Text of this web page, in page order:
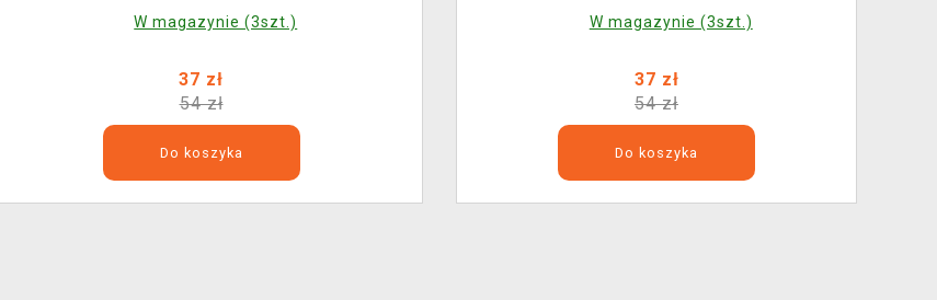
W magazynie (3szt.)
37 zł
54 zł
Do koszyka
W magazynie (3szt.)
37 zł
54 zł
Do koszyka